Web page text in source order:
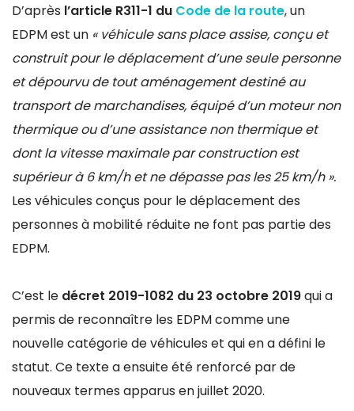
D’après l’article R311-1 du Code de la route, un
EDPM est un « véhicule sans place assise, conçu et
construit pour le déplacement d’une seule personne
et dépourvu de tout aménagement destiné au
transport de marchandises, équipé d’un moteur non
thermique ou d’une assistance non thermique et
dont la vitesse maximale par construction est
supérieur à 6 km/h et ne dépasse pas les 25 km/h ».
Les véhicules conçus pour le déplacement des
personnes à mobilité réduite ne font pas partie des
EDPM.
C’est le décret 2019-1082 du 23 octobre 2019qui a
permis de reconnaître les EDPM comme une
nouvelle catégorie de véhicules et qui en a défini le
statut. Ce texte a ensuite été renforcé par de
nouveaux termes apparus en juillet 2020.